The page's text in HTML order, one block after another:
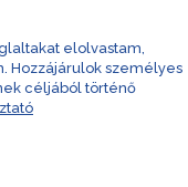
elolvastam,
Hozzájárulok személyes
céljából történő